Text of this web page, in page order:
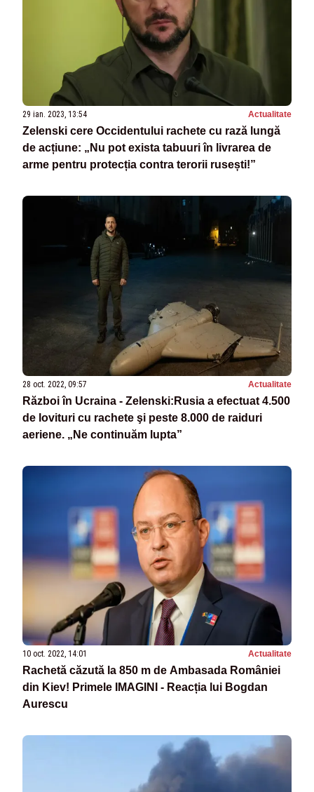
29 ian. 2023, 13:54 Actualitate
Zelenski cere Occidentului rachete cu rază lungă
de acțiune: „Nu pot exista tabuuri în livrarea de
arme pentru protecția contra terorii rusești!”
28 oct. 2022, 09:57 Actualitate
Război în Ucraina - Zelenski:Rusia a efectuat 4.500
de lovituri cu rachete şi peste 8.000 de raiduri
aeriene. „Ne continuăm lupta”
10 oct. 2022, 14:01 Actualitate
Rachetă căzută la 850 m de Ambasada României
din Kiev! Primele IMAGINI - Reacția lui Bogdan
Aurescu